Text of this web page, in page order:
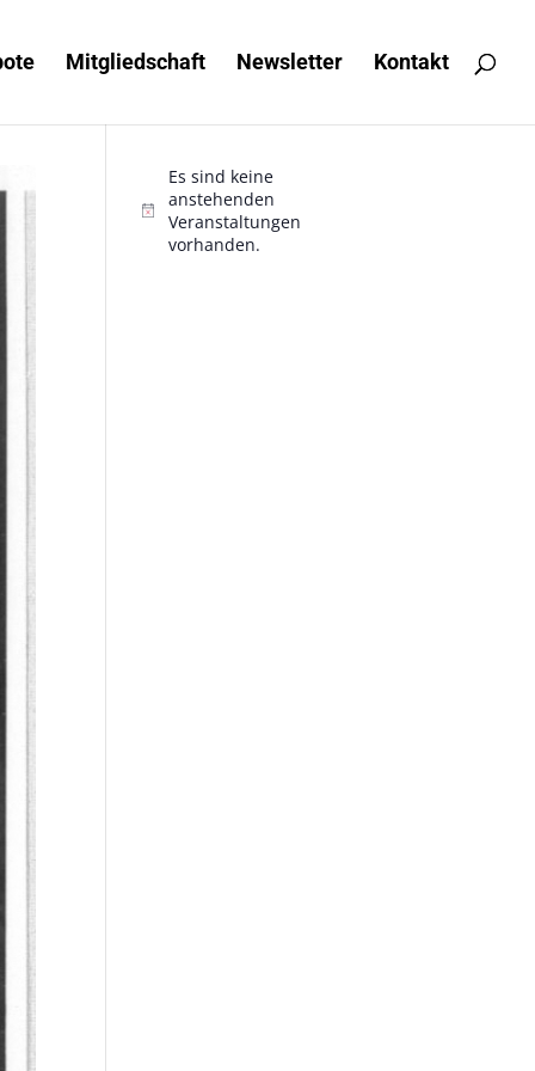
Mitgliedschaft Newsletter Kontakt
Hinweis
Es sind keine
anstehenden
Veranstaltungen
vorhanden.